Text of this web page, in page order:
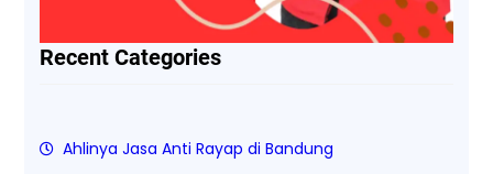
Recent Categories
Ahlinya Jasa Anti Rayap di Bandung